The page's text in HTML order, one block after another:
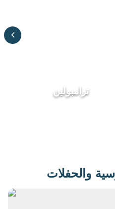
ترامبولين
والحفلات